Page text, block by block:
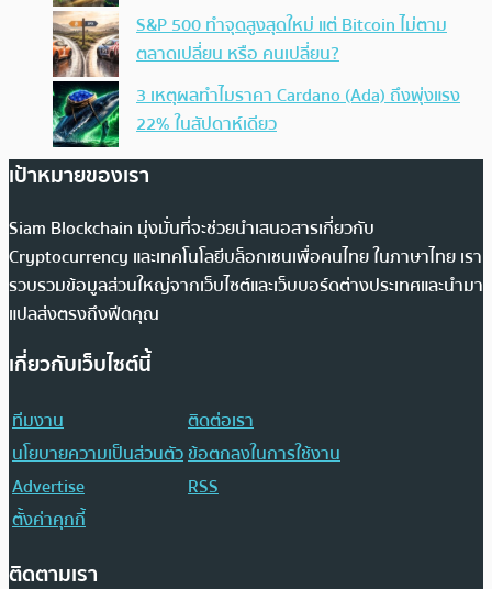
S&P 500 ทำจุดสูงสุดใหม่ แต่ Bitcoin ไม่ตาม
ตลาดเปลี่ยน หรือ คนเปลี่ยน?
3 เหตุผลทำไมราคา Cardano (Ada) ถึงพุ่งแรง
22% ในสัปดาห์เดียว
เป้าหมายของเรา
Siam Blockchain มุ่งมั่นที่จะช่วยนำเสนอสารเกี่ยวกับ
Cryptocurrency และเทคโนโลยีบล็อกเชนเพื่อคนไทย ในภาษาไทย เรา
รวบรวมข้อมูลส่วนใหญ่จากเว็บไซต์และเว็บบอร์ดต่างประเทศและนำมา
แปลส่งตรงถึงฟีดคุณ
เกี่ยวกับเว็บไซต์นี้
ทีมงาน
ติดต่อเรา
นโยบายความเป็นส่วนตัวข้อตกลงในการใช้งาน
Advertise
RSS
ตั้งค่าคุกกี้
ติดตามเรา